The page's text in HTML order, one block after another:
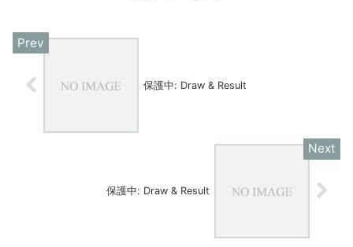
保護中: Draw & Result
保護中: Draw & Result